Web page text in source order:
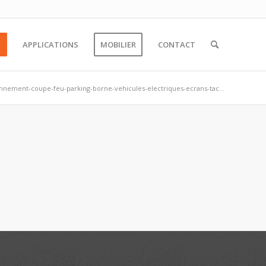
APPLICATIONS MOBILIER CONTACT
coupe-feu-parking-borne-vehicules-electriques-ecrans-tac...